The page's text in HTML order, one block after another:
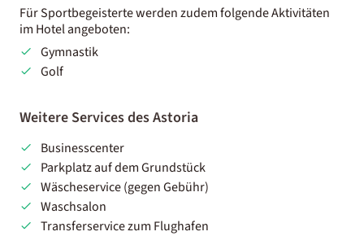
Für Sportbegeisterte werden zudem folgende Aktivitäten
im Hotel angeboten:
Gymnastik
Golf
Weitere Services des Astoria
Businesscenter
Parkplatz auf dem Grundstück
Wäscheservice (gegen Gebühr)
Waschsalon
Transferservice zum Flughafen